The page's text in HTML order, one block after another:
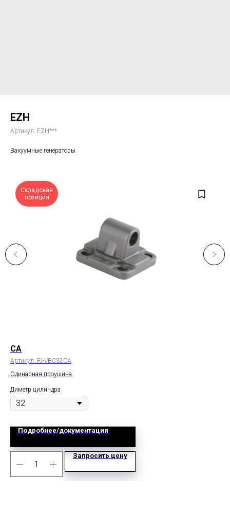
EZH
Артикул: EZH***
Вакуумные генераторы
Складская
позиция
CA
Артикул: FJ-VBC32CA
Одинарная проушина
Диметр цилиндра
Подробнее/документация
Запросить цену